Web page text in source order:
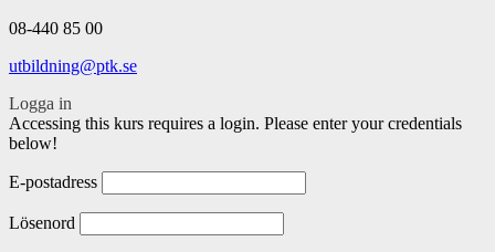
08-440 85 00
utbildning@ptk.se
Logga in
Accessing this kurs requires a login. Please enter your credentials
below!
E-postadress
Lösenord